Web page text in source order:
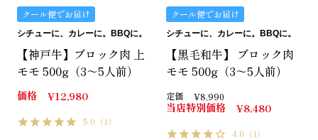
クール便でお届け
シチューに、カレーに。BBQに。
【神戸牛】ブロック肉 上
モモ 500g（3～5人前）
価格 ¥12,980
5.0 （1）
クール便でお届け
シチューに、カレーに。BBQに。
【黒毛和牛】 ブロック肉
モモ 500g（3～5人前）
定価 ¥8,990
当店特別価格 ¥8,480
4.0 （1）